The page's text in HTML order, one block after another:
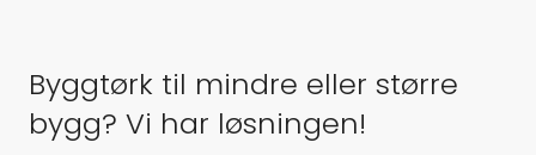
Byggtørk til mindre eller større
bygg? Vi har løsningen!